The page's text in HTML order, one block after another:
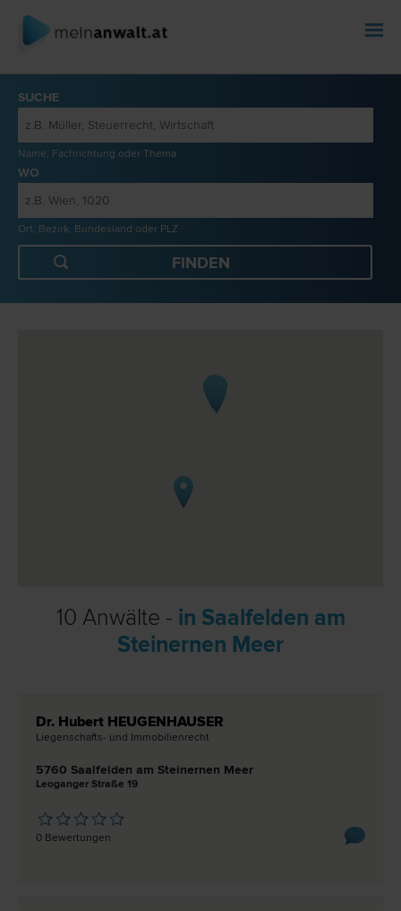
SUCHE
Name, Fachrichtung oder Thema
WO
Ort, Bezirk, Bundesland oder PLZ
10 Anwälte - in Saalfelden am
Steinernen Meer
Dr. Hubert HEUGENHAUSER
Liegenschafts- und Immobilien­recht
5760 Saalfelden am Steinernen Meer
Leoganger Straße 19
0 Bewertungen